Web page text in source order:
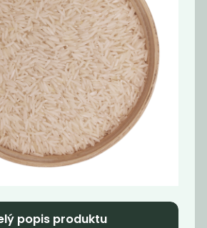
Rýže basmati
99Kč/ Kg
popis produktu